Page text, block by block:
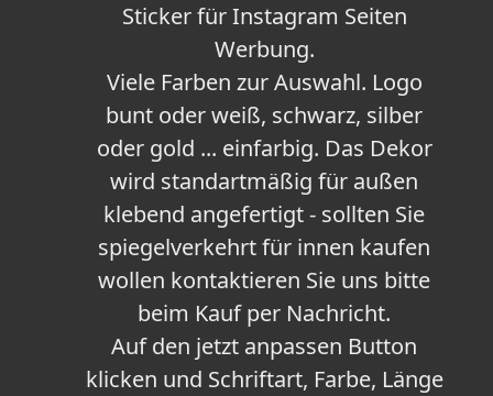
Sticker für Instagram Seiten
Werbung.
Viele Farben zur Auswahl. Logo
bunt oder weiß, schwarz, silber
oder gold ... einfarbig. Das Dekor
wird standartmäßig für außen
klebend angefertigt - sollten Sie
spiegelverkehrt für innen kaufen
wollen kontaktieren Sie uns bitte
beim Kauf per Nachricht.
Auf den jetzt anpassen Button
klicken und Schriftart, Farbe, Länge